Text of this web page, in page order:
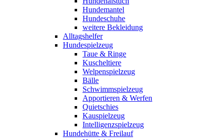
Hundemantel
Hundeschuhe
weitere Bekleidung
Alltagshelfer
Hundespielzeug
Taue & Ringe
Kuscheltiere
Welpenspielzeug
Bälle
Schwimmspielzeug
Apportieren & Werfen
Quietschies
Kauspielzeug
Intelligenzspielzeug
Hundehütte & Freilauf